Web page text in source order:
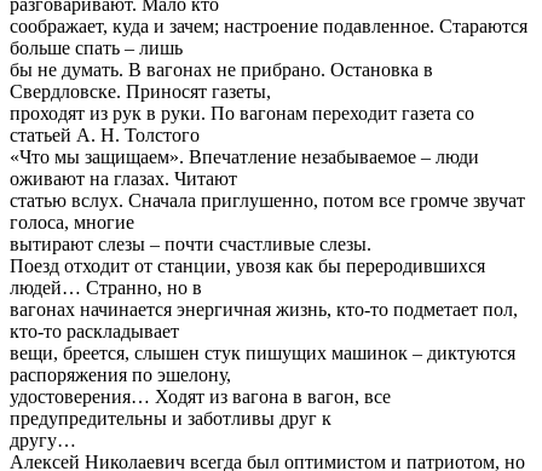
соображает, куда и зачем; настроение подавленное. Стараются
больше спать – лишь
бы не думать. В вагонах не прибрано. Остановка в
Свердловске. Приносят газеты,
проходят из рук в руки. По вагонам переходит газета со
статьей А. Н. Толстого
«Что мы защищаем». Впечатление незабываемое – люди
оживают на глазах. Читают
статью вслух. Сначала приглушенно, потом все громче звучат
голоса, многие
вытирают слезы – почти счастливые слезы.
Поезд отходит от станции, увозя как бы переродившихся
людей… Странно, но в
вагонах начинается энергичная жизнь, кто-то подметает пол,
кто-то раскладывает
вещи, бреется, слышен стук пишущих машинок – диктуются
распоряжения по эшелону,
удостоверения… Ходят из вагона в вагон, все
предупредительны и заботливы друг к
другу…
Алексей Николаевич всегда был оптимистом и патриотом, но